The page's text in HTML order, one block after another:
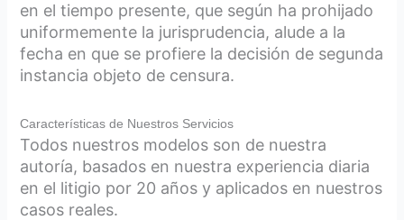
en el tiempo presente, que según ha prohijado
uniformemente la jurisprudencia, alude a la
fecha en que se profiere la decisión de segunda
instancia objeto de censura.
Características de Nuestros Servicios
Todos nuestros modelos son de nuestra
autoría, basados en nuestra experiencia diaria
en el litigio por 20 años y aplicados en nuestros
casos reales.